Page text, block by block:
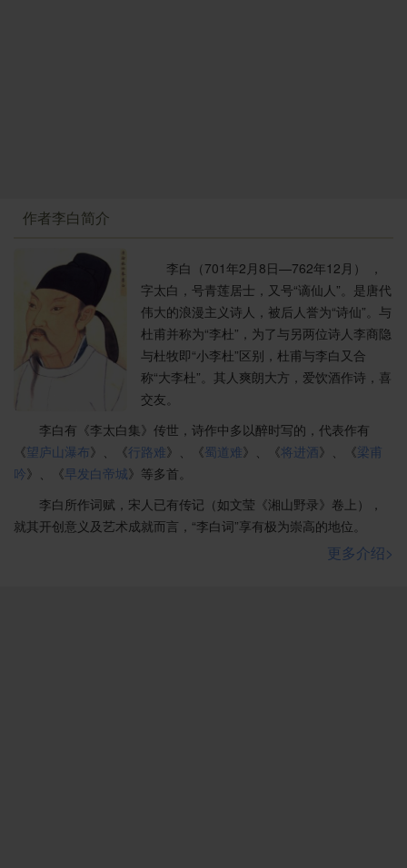
作者李白简介
李白（701年2月8日—762年12月） ，
字太白，号青莲居士，又号“谪仙人”。是唐代
伟大的浪漫主义诗人，被后人誉为“诗仙”。与
杜甫并称为“李杜”，为了与另两位诗人李商隐
与杜牧即“小李杜”区别，杜甫与李白又合
称“大李杜”。其人爽朗大方，爱饮酒作诗，喜
交友。
李白有《李太白集》传世，诗作中多以醉时写的，代表作有
《望庐山瀑布》、《行路难》、《蜀道难》、《将进酒》、《梁甫
吟》、《早发白帝城》等多首。
李白所作词赋，宋人已有传记（如文莹《湘山野录》卷上），
就其开创意义及艺术成就而言，“李白词”享有极为崇高的地位。
更多介绍>